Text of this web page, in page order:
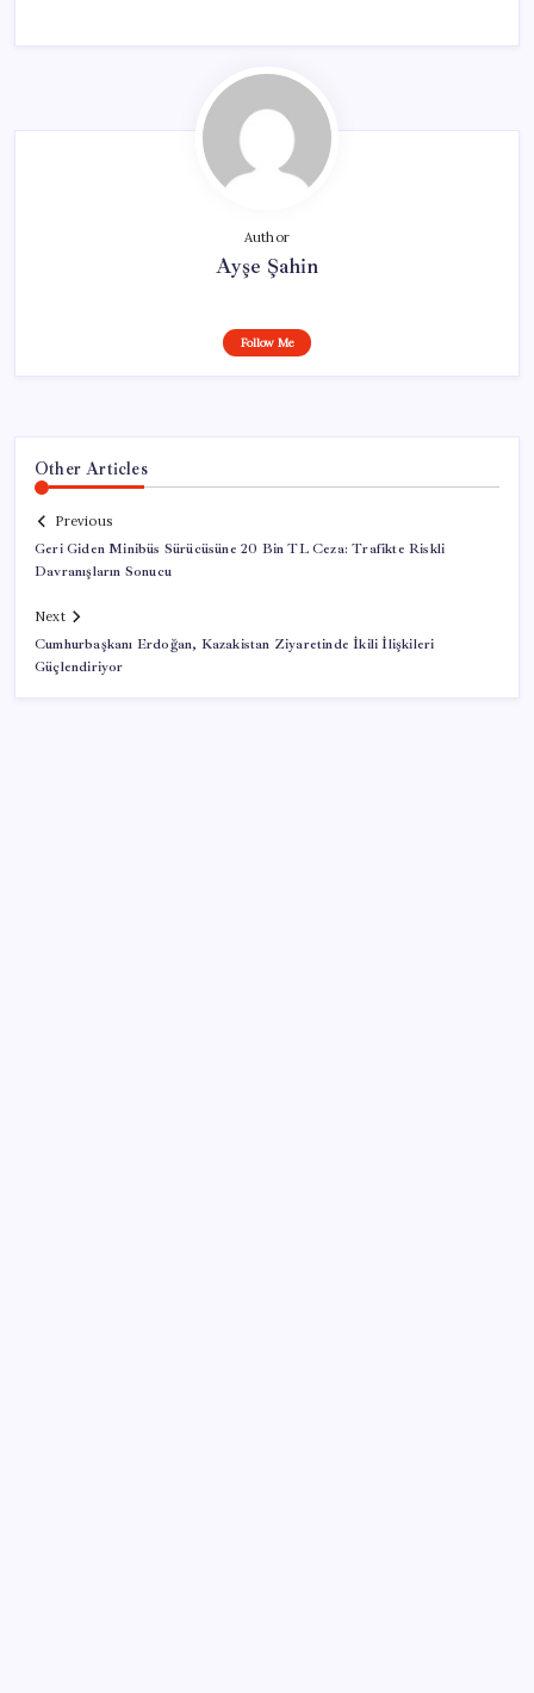
Author
Ayşe Şahin
Follow Me
Other Articles
Previous
Geri Giden Minibüs Sürücüsüne 20 Bin TL Ceza: Trafikte Riskli
Davranışların Sonucu
Next
Cumhurbaşkanı Erdoğan, Kazakistan Ziyaretinde İkili İlişkileri
Güçlendiriyor